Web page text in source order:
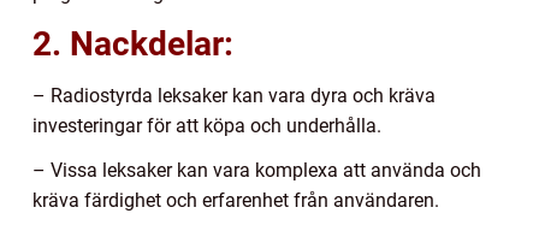
2. Nackdelar:
– Radiostyrda leksaker kan vara dyra och kräva
investeringar för att köpa och underhålla.
– Vissa leksaker kan vara komplexa att använda och
kräva färdighet och erfarenhet från användaren.